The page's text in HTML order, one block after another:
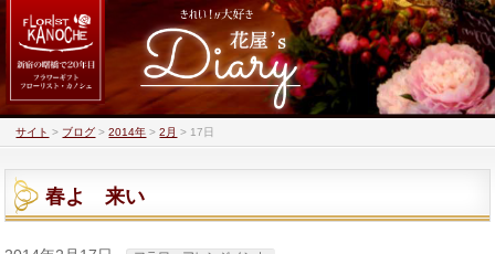
サイト > ブログ >2014年 >2月 > 17日
春よ 来い